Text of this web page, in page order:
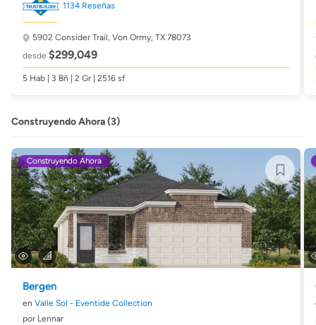
1134 Reseñas
5902 Consider Trail, Von Ormy, TX 78073
desde $299,049
5 Hab | 3 Bñ | 2 Gr | 2516 sf
Construyendo Ahora (3)
Construyendo Ahora
Bergen
en Valle Sol - Eventide Collection
por Lennar